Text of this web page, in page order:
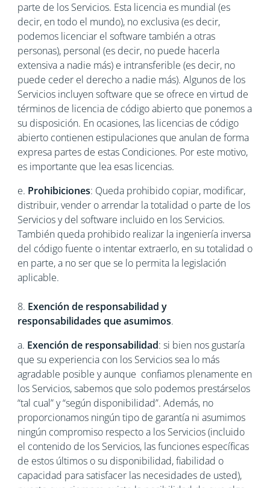
parte de los Servicios. Esta licencia es mundial (es
decir, en todo el mundo), no exclusiva (es decir,
podemos licenciar el software también a otras
personas), personal (es decir, no puede hacerla
extensiva a nadie más) e intransferible (es decir, no
puede ceder el derecho a nadie más). Algunos de los
Servicios incluyen software que se ofrece en virtud de
términos de licencia de código abierto que ponemos a
su disposición. En ocasiones, las licencias de código
abierto contienen estipulaciones que anulan de forma
expresa partes de estas Condiciones. Por este motivo,
es importante que lea esas licencias.
e. Prohibiciones: Queda prohibido copiar, modificar,
distribuir, vender o arrendar la totalidad o parte de los
Servicios y del software incluido en los Servicios.
También queda prohibido realizar la ingeniería inversa
del código fuente o intentar extraerlo, en su totalidad o
en parte, a no ser que se lo permita la legislación
aplicable.
8. Exención de responsabilidad y
responsabilidades que asumimos.
a. Exención de responsabilidad: si bien nos gustaría
que su experiencia con los Servicios sea lo más
agradable posible y aunque confiamos plenamente en
los Servicios, sabemos que solo podemos prestárselos
“tal cual” y “según disponibilidad”. Además, no
proporcionamos ningún tipo de garantía ni asumimos
ningún compromiso respecto a los Servicios (incluido
el contenido de los Servicios, las funciones específicas
de estos últimos o su disponibilidad, fiabilidad o
capacidad para satisfacer las necesidades de usted),